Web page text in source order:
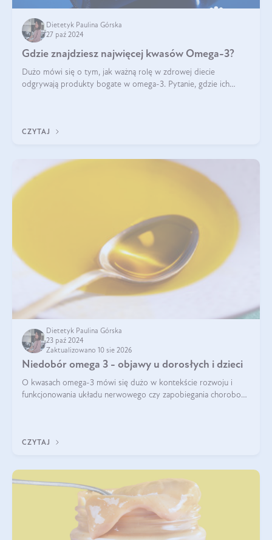
Dietetyk Paulina Górska
27 paź 2024
Gdzie znajdziesz najwięcej kwasów Omega-3?
Dużo mówi się o tym, jak ważną rolę w zdrowej diecie
odgrywają produkty bogate w omega-3. Pytanie, gdzie ich
CZYTAJ
Dietetyk Paulina Górska
23 paź 2024
Zaktualizowano 10 sie 2026
Niedobór omega 3 - objawy u dorosłych i dzieci
O kwasach omega-3 mówi się dużo w kontekście rozwoju i
funkcjonowania układu nerwowego czy zapobiegania chorobom
CZYTAJ